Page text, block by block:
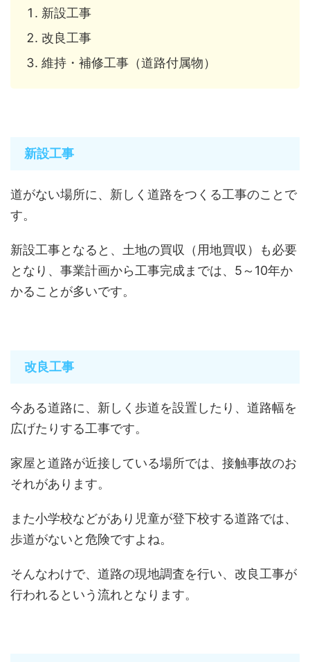
新設工事
改良工事
維持・補修工事（道路付属物）
新設工事
道がない場所に、新しく道路をつくる工事のことで
す。
新設工事となると、土地の買収（用地買収）も必要
となり、事業計画から工事完成までは、5～10年か
かることが多いです。
改良工事
今ある道路に、新しく歩道を設置したり、道路幅を
広げたりする工事です。
家屋と道路が近接している場所では、接触事故のお
それがあります。
また小学校などがあり児童が登下校する道路では、
歩道がないと危険ですよね。
そんなわけで、道路の現地調査を行い、改良工事が
行われるという流れとなります。